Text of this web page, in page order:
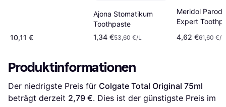
10,11 €
Ajona Stomatikum
Toothpaste
1,34 €53,60 €/L
Meridol
Expert
4,62 €61,60 €/L
Produktinformationen
Der niedrigste Preis für Colgate Total Original 75ml
beträgt derzeit 2,79 €. Dies ist der günstigste Preis im